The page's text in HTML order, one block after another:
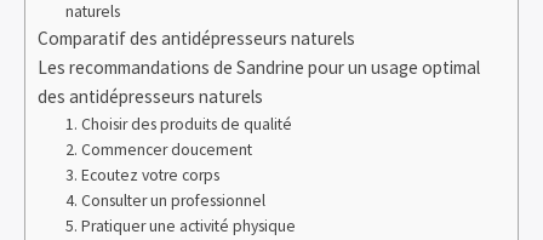
naturels
Comparatif des antidépresseurs naturels
Les recommandations de Sandrine pour un usage optimal
des antidépresseurs naturels
1. Choisir des produits de qualité
2. Commencer doucement
3. Ecoutez votre corps
4. Consulter un professionnel
5. Pratiquer une activité physique